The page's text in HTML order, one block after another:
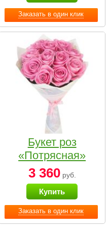
Заказать в один клик
Заказать в один клик
Букет роз
«Потрясная»
3 360руб.
Купить